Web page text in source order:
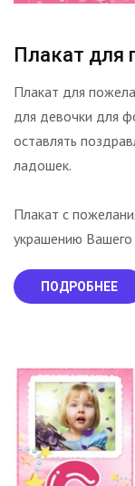
Плакат для
Плакат для
для девочки для
оставлять
ладошек.
Плакат с
украшению
ПОДРОБНЕЕ